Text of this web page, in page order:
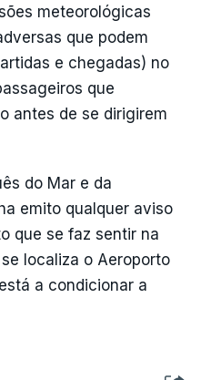
meteorológicas
que podem
e chegadas) no
que
antes de se dirigirem
do Mar e da
emito qualquer aviso
que se faz sentir na
localiza o Aeroporto
a condicionar a